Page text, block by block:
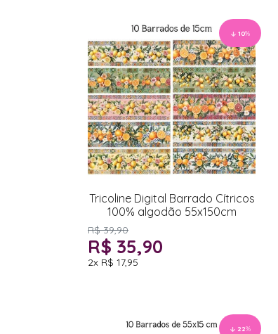
10%
Tricoline Digital Barrado Cítricos
100% algodão 55x150cm
R$ 39,90
R$ 35,90
2x R$ 17,95
22%